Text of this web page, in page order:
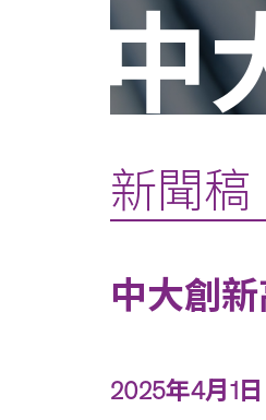
中
新聞稿
中大創
2025年4月1日